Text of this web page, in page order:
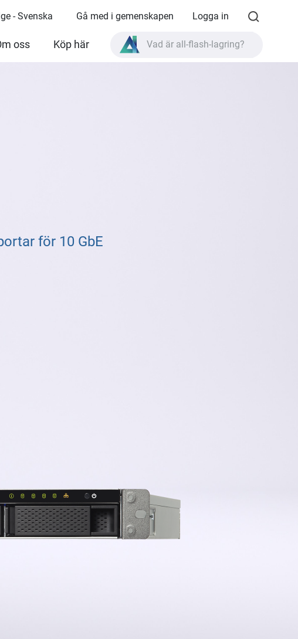
- Svenska Gå med i gemenskapen Logga in
oss Köp här Vad är all-flash-lagring?
för 10 GbE